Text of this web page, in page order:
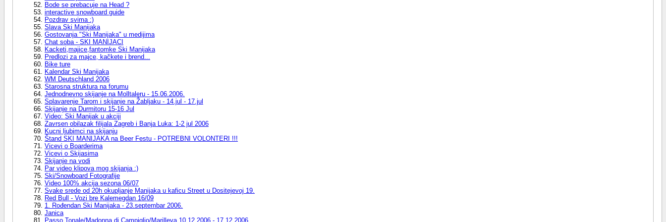
Bode se prebacuje na Head ?
interactive snowboard guide
Pozdrav svima :)
Slava Ski Manijaka
Gostovanja "Ski Manijaka" u medijima
Chat soba - SKI MANIJACI
Kacketi,majice,fantomke Ski Manijaka
Predlozi za majce, kačkete i brend...
Bike ture
Kalendar Ski Manijaka
WM Deutschland 2006
Starosna struktura na forumu
Jednodnevno skijanje na Molltaleru - 15.06.2006.
Splavarenje Tarom i skijanje na Žabljaku - 14.jul - 17.jul
Skijanje na Durmitoru 15-16 Jul
Video: Ski Manijak u akciji
Zavrsen obilazak filijala Zagreb i Banja Luka: 1-2 jul 2006
Kucni ljubimci na skijanju
Štand SKI MANIJAKA na Beer Festu - POTREBNI VOLONTERI !!!
Vicevi o Boarderima
Vicevi o Skijasima
Skijanje na vodi
Par video klipova mog skijanja :)
Ski/Snowboard Fotografije
Video 100% akcija sezona 06/07
Svake srede od 20h okupljanje Manijaka u kaficu Street u Dositejevoj 19.
Red Bull - Vozi bre Kalemegdan 16/09
1. Rođendan Ski Manijaka - 23.septembar 2006.
Janica
Passo Tonale/Madonna di Campiglio/Marilleva 10.12.2006 - 17.12.2006